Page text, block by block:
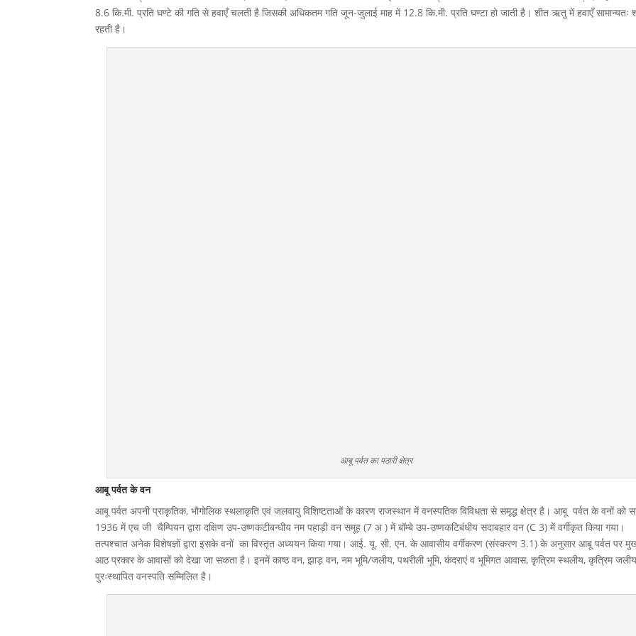
8.6 कि.मी. प्रति घण्टे की गति से हवाएँ चलती है जिसकी अधिकतम गति जून-जुलाई माह में 12.8 कि.मी. प्रति घण्टा हो जाती है। शीत ऋतु में हवाएँ सामान्यतः
रहती है।
आबू पर्वत का पठारी क्षेत्र
आबू पर्वत के वन
आबू पर्वत अपनी प्राकृतिक, भौगोलिक स्थलाकृति एवं जलवायु विशिष्टताओं के कारण राजस्थान में वनस्पतिक विविधता से समृद्ध क्षेत्र है। आबू पर्वत के वनों को
1936 में एच जी चैम्पियन द्वारा दक्षिण उप-उष्णकटीबन्धीय नम पहाड़ी वन समूह (7 अ ) में बॉम्बे उप-उष्णकटिबंधीय सदाबहार वन (C 3) में वर्गीकृत किया गया।
तत्पश्चात अनेक विशेषज्ञों द्वारा इसके वनों का विस्तृत अध्ययन किया गया। आई. यू. सी. एन. के आवासीय वर्गीकरण (संस्करण 3.1) के अनुसार आबू पर्वत पर
आठ प्रकार के आवासों को देखा जा सकता है। इनमें काष्ठ वन, झाड़ वन, नम भूमि/जलीय, पथरीली भूमि, कंदराएं व भूमिगत आवास, कृत्रिम स्थलीय, कृत्रिम
पुरःस्थापित वनस्पति सम्मिलित है।